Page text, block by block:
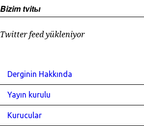
Bizim tvitы
Twitter feed yükleniyor
Derginin Hakkında
Yayın kurulu
Kurucular